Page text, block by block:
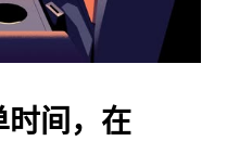
时间，在